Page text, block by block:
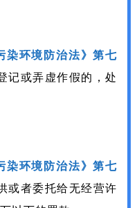
染环境防治法》第七
记或弄虚作假的，处
染环境防治法》第七
或者委托给无经营许